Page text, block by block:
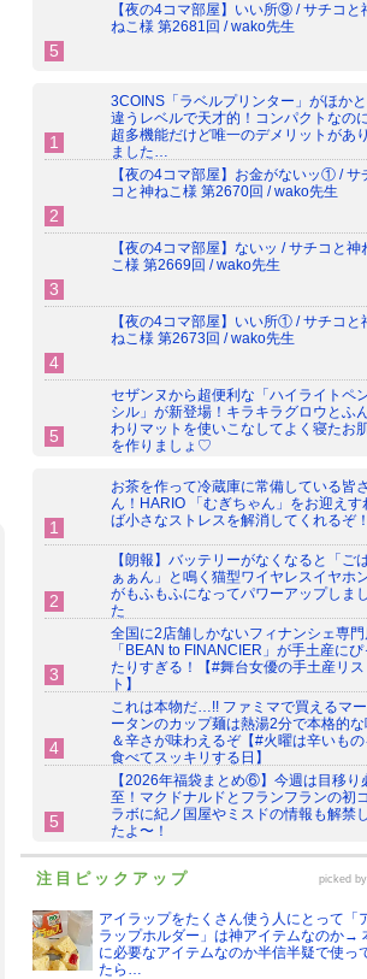
【夜の4コマ部屋】いい所⑨ / サチコと
ねこ様 第2681回 / wako先生
3COINS「ラベルプリンター」がほか
違うレベルで天才的！コンパクトなの
超多機能だけど唯一のデメリットがあり
ました…
【夜の4コマ部屋】お金がないッ① / サ
コと神ねこ様 第2670回 / wako先生
【夜の4コマ部屋】ないッ / サチコと神
こ様 第2669回 / wako先生
【夜の4コマ部屋】いい所① / サチコと
ねこ様 第2673回 / wako先生
セザンヌから超便利な「ハイライトペ
シル」が新登場！キラキラグロウとふ
わりマットを使いこなしてよく寝たお
を作りましょ♡
お茶を作って冷蔵庫に常備している皆さ
ん！HARIO 「むぎちゃん」をお迎えす
ば小さなストレスを解消してくれるぞ！
【朗報】バッテリーがなくなると「ご
ぁぁん」と鳴く猫型ワイヤレスイヤホ
がもふもふになってパワーアップしまし
た
全国に2店舗しかないフィナンシェ専門
「BEAN to FINANCIER」が手土産にぴ
たりすぎる！【#舞台女優の手土産リス
ト】
これは本物だ…!! ファミマで買えるマ
ータンのカップ麺は熱湯2分で本格的な
＆辛さが味わえるぞ【#火曜は辛いもの
食べてスッキリする日】
【2026年福袋まとめ⑥】今週は目移り
至！マクドナルドとフランフランの初コ
ラボに紀ノ国屋やミスドの情報も解禁し
たよ〜！
注目ピックアップ
アイラップをたくさん使う人にとって「
ラップホルダー」は神アイテムなのか→
に必要なアイテムなのか半信半疑で使っ
たら…
picked by